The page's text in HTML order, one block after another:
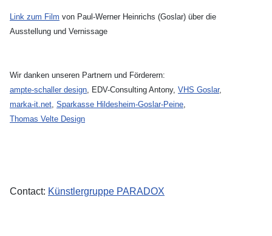
Link zum Film von Paul-Werner Heinrichs (Goslar) über die
Ausstellung und Vernissage
Wir danken unseren Partnern und Förderern:
ampte-schaller design, EDV-Consulting Antony, VHS Goslar,
marka-it.net, Sparkasse Hildesheim-Goslar-Peine,
Thomas Velte Design
Contact: Künstlergruppe PARADOX